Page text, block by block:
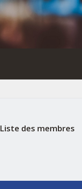
Liste des membres